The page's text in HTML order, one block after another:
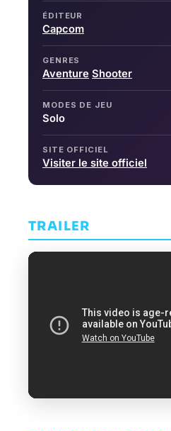
ÉDITEUR
Capcom
GENRES
Aventure Shooter
MODES DE JEU
Solo
SITE OFFICIEL
Visiter le site officiel
TRAILER